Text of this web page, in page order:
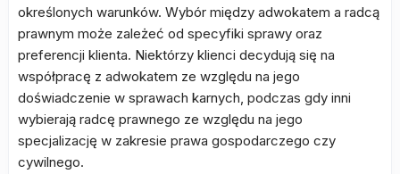
określonych warunków. Wybór między adwokatem a radcą
prawnym może zależeć od specyfiki sprawy oraz
preferencji klienta. Niektórzy klienci decydują się na
współpracę z adwokatem ze względu na jego
doświadczenie w sprawach karnych, podczas gdy inni
wybierają radcę prawnego ze względu na jego
specjalizację w zakresie prawa gospodarczego czy
cywilnego.